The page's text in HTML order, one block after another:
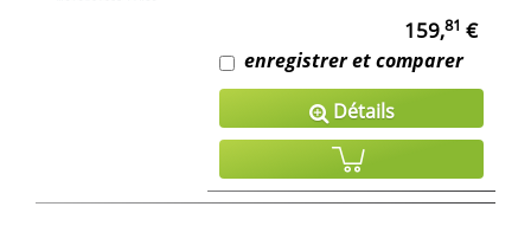
159,81 €
enregistrer et comparer
Détails